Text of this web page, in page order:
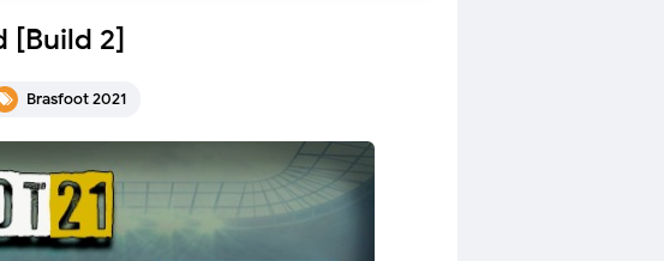
[Build 2]
Brasfoot 2021